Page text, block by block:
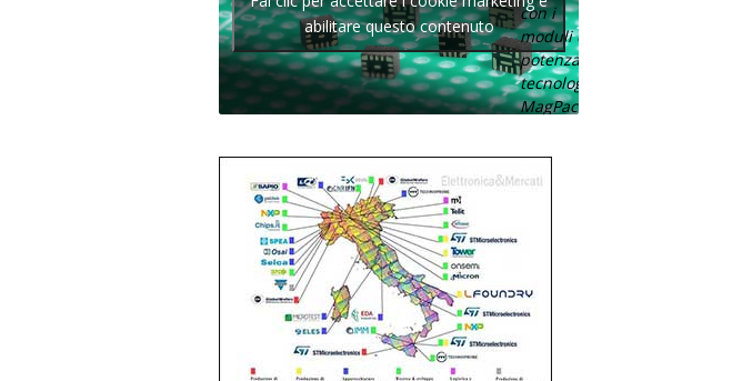
con i
moduli di
potenza con
tecnologia
MagPack.
abilitare questo contenuto